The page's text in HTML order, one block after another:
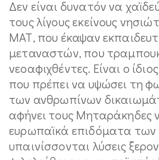
Δεν είναι δυνατόν να
τους λίγους εκείνους
ΜΑΤ, που έκαψαν
μεταναστών, που
νεοαφιχθέντες. Είναι ο
που πρέπει να υψώσει τη
των ανθρωπίνων
αφήνει τους Μηταράκηδες
ευρωπαϊκά επιδόματα
υπαινίσσονται λύσεις